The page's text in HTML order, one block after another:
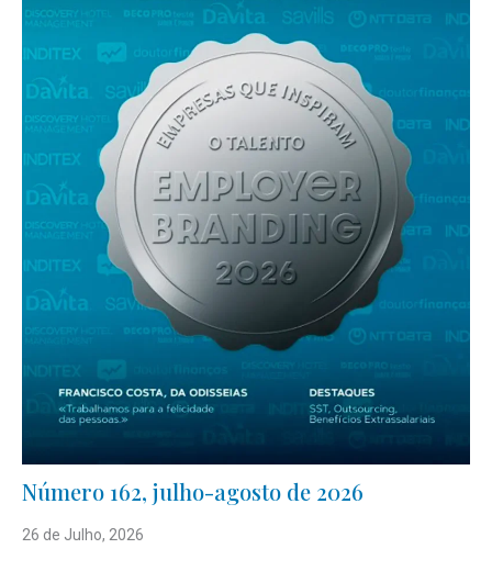
Número 162, julho-agosto de 2026
26 de Julho, 2026